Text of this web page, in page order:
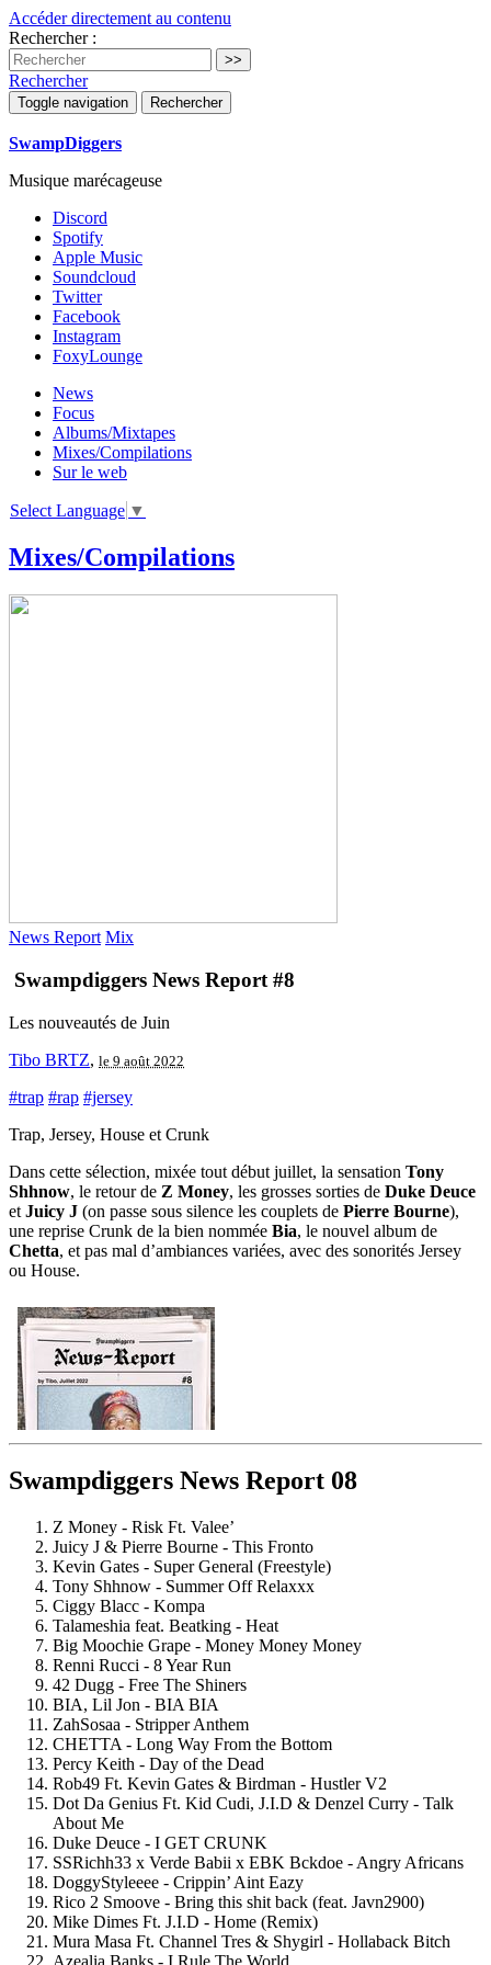
Accéder directement au contenu
Rechercher :
Rechercher
Toggle navigation Rechercher
SwampDiggers
Musique marécageuse
Discord
Spotify
Apple Music
Soundcloud
Twitter
Facebook
Instagram
FoxyLounge
News
Focus
Albums/Mixtapes
Mixes/Compilations
Sur le web
Select Language ▼
Mixes/Compilations
News Report Mix
Swampdiggers News Report #8
Les nouveautés de Juin
Tibo BRTZ, le 9 août 2022
#trap #rap #jersey
Trap, Jersey, House et Crunk
Dans cette sélection, mixée tout début juillet, la sensation Tony
Shhnow, le retour de Z Money, les grosses sorties de Duke Deuce
et Juicy J (on passe sous silence les couplets de Pierre Bourne),
une reprise Crunk de la bien nommée Bia, le nouvel album de
Chetta, et pas mal d’ambiances variées, avec des sonorités Jersey
ou House.
Swampdiggers News Report 08
Z Money - Risk Ft. Valee’
Juicy J & Pierre Bourne - This Fronto
Kevin Gates - Super General (Freestyle)
Tony Shhnow - Summer Off Relaxxx
Ciggy Blacc - Kompa
Talameshia feat. Beatking - Heat
Big Moochie Grape - Money Money Money
Renni Rucci - 8 Year Run
42 Dugg - Free The Shiners
BIA, Lil Jon - BIA BIA
ZahSosaa - Stripper Anthem
CHETTA - Long Way From the Bottom
Percy Keith - Day of the Dead
Rob49 Ft. Kevin Gates & Birdman - Hustler V2
Dot Da Genius Ft. Kid Cudi, J.I.D & Denzel Curry - Talk
About Me
Duke Deuce - I GET CRUNK
SSRichh33 x Verde Babii x EBK Bckdoe - Angry Africans
DoggyStyleeee - Crippin’ Aint Eazy
Rico 2 Smoove - Bring this shit back (feat. Javn2900)
Mike Dimes Ft. J.I.D - Home (Remix)
Mura Masa Ft. Channel Tres & Shygirl - Hollaback Bitch